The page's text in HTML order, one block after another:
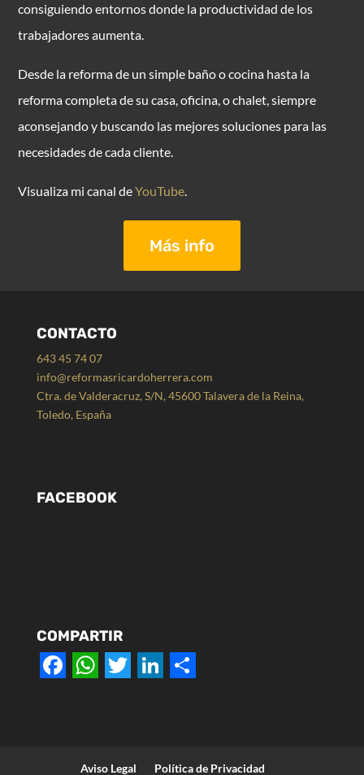
consiguiendo entornos donde la productividad de los
trabajadores aumenta.
Desde la reforma de un simple baño o cocina hasta la
reforma completa de su casa, oficina, o chalet, siempre
aconsejando y buscando las mejores soluciones para las
necesidades de cada cliente.
Visualiza mi canal deYouTube.
Más info
CONTACTO
643 45 74 07
info@reformasricardoherrera.com
Ctra. de Valderacruz, S/N, 45600 Talavera de la Reina,
Toledo, España
FACEBOOK
COMPARTIR
Aviso Legal Política de Privacidad